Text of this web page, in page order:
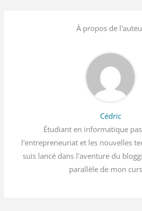
À propos de
Cédric
Étudiant en informatique
l'entrepreneuriat et les nouvelles
suis lancé dans l'aventure du
parallèle de mon